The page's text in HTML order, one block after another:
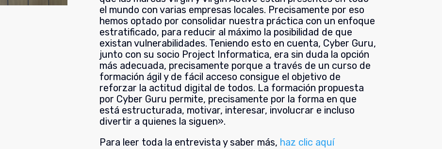
el mundo con varias empresas locales. Precisamente por eso
hemos optado por consolidar nuestra práctica con un enfoque
estratificado, para reducir al máximo la posibilidad de que
existan vulnerabilidades. Teniendo esto en cuenta, Cyber Guru,
junto con su socio Project Informatica, era sin duda la opción
más adecuada, precisamente porque a través de un curso de
formación ágil y de fácil acceso consigue el objetivo de
reforzar la actitud digital de todos. La formación propuesta
por Cyber Guru permite, precisamente por la forma en que
está estructurada, motivar, interesar, involucrar e incluso
divertir a quienes la siguen».
Para leer toda la entrevista y saber más, haz clic aquí